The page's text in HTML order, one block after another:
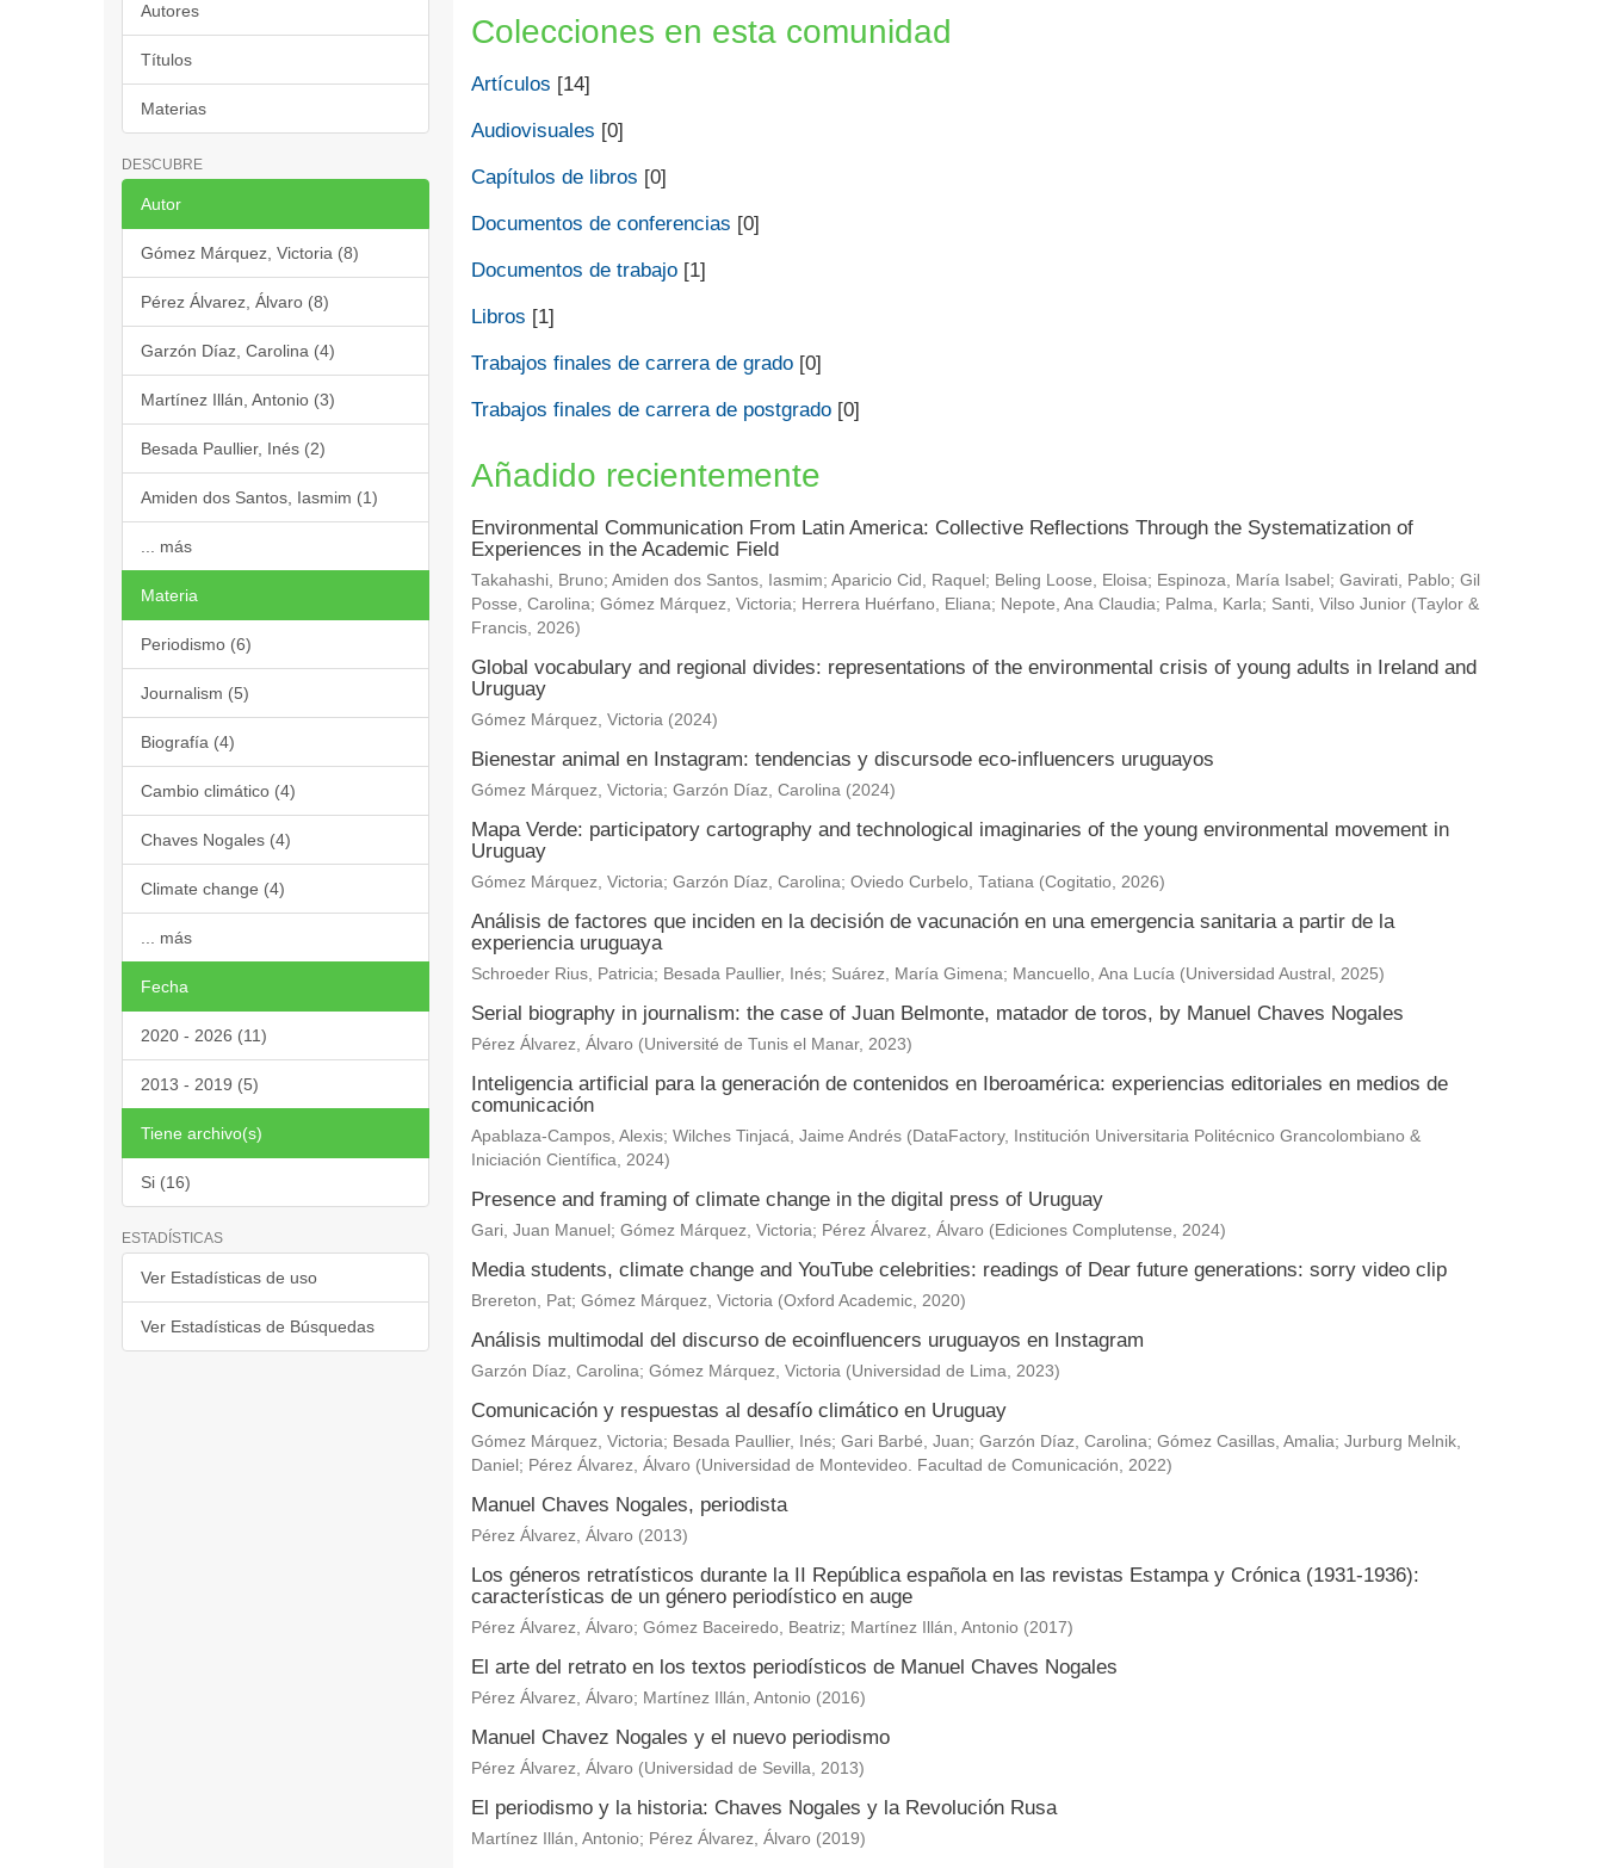
Autores
Títulos
Materias
DESCUBRE
Autor
Gómez Márquez, Victoria (8)
Pérez Álvarez, Álvaro (8)
Garzón Díaz, Carolina (4)
Martínez Illán, Antonio (3)
Besada Paullier, Inés (2)
Amiden dos Santos, Iasmim (1)
... más
Materia
Periodismo (6)
Journalism (5)
Biografía (4)
Cambio climático (4)
Chaves Nogales (4)
Climate change (4)
... más
Fecha
2020 - 2026 (11)
2013 - 2019 (5)
Tiene archivo(s)
Si (16)
ESTADÍSTICAS
Ver Estadísticas de uso
Ver Estadísticas de Búsquedas
Colecciones en esta comunidad
Artículos [14]
Audiovisuales [0]
Capítulos de libros [0]
Documentos de conferencias [0]
Documentos de trabajo[1]
Libros [1]
Trabajos finales de carrera de grado[0]
Trabajos finales de carrera de postgrado[0]
Añadido recientemente
Environmental Communication From Latin America: Collective Reflections Through the Systematization of
Experiences in the Academic Field
Takahashi, Bruno; Amiden dos Santos, Iasmim; Aparicio Cid, Raquel ; Beling Loose, Eloisa; Espinoza, María Isabel ; Gavirati, Pablo; Gil
Posse, Carolina; Gómez Márquez, Victoria; Herrera Huérfano, Eliana; Nepote, Ana Claudia; Palma, Karla; Santi, Vilso Junior (Taylor &
Francis, 2026)
Global vocabulary and regional divides: representations of the environmental crisis of young adults in Ireland and
Uruguay
Gómez Márquez, Victoria (2024)
Bienestar animal en Instagram: tendencias y discursode eco-influencers uruguayos
Gómez Márquez, Victoria; Garzón Díaz, Carolina (2024)
Mapa Verde: participatory cartography and technological imaginaries of the young environmental movement in
Uruguay
Gómez Márquez, Victoria; Garzón Díaz, Carolina; Oviedo Curbelo, Tatiana (Cogitatio, 2026)
Análisis de factores que inciden en la decisión de vacunación en una emergencia sanitaria a partir de la
experiencia uruguaya
Schroeder Rius, Patricia; Besada Paullier, Inés; Suárez, María Gimena; Mancuello, Ana Lucía (Universidad Austral , 2025)
Serial biography in journalism: the case of Juan Belmonte, matador de toros, by Manuel Chaves Nogales
Pérez Álvarez, Álvaro (Université de Tunis el Manar, 2023)
Inteligencia artificial para la generación de contenidos en Iberoamérica: experiencias editoriales en medios de
comunicación
Apablaza-Campos, Alexis; Wilches Tinjacá, Jaime Andrés (DataFactory, Institución Universitaria Politécnico Grancolombiano &
Iniciación Científica, 2024)
Presence and framing of climate change in the digital press of Uruguay
Gari, Juan Manuel ; Gómez Márquez, Victoria; Pérez Álvarez, Álvaro (Ediciones Complutense, 2024)
Media students, climate change and YouTube celebrities: readings of Dear future generations: sorry video clip
Brereton, Pat; Gómez Márquez, Victoria (Oxford Academic, 2020)
Análisis multimodal del discurso de ecoinfluencers uruguayos en Instagram
Garzón Díaz, Carolina; Gómez Márquez, Victoria (Universidad de Lima, 2023)
Comunicación y respuestas al desafío climático en Uruguay
Gómez Márquez, Victoria; Besada Paullier, Inés; Gari Barbé, Juan; Garzón Díaz, Carolina; Gómez Casillas, Amalia; Jurburg Melnik,
Daniel ; Pérez Álvarez, Álvaro (Universidad de Montevideo. Facultad de Comunicación, 2022)
Manuel Chaves Nogales, periodista
Pérez Álvarez, Álvaro (2013)
Los géneros retratísticos durante la II República española en las revistas Estampa y Crónica (1931-1936):
características de un género periodístico en auge
Pérez Álvarez, Álvaro; Gómez Baceiredo, Beatriz; Martínez Illán, Antonio (2017)
El arte del retrato en los textos periodísticos de Manuel Chaves Nogales
Pérez Álvarez, Álvaro; Martínez Illán, Antonio (2016)
Manuel Chavez Nogales y el nuevo periodismo
Pérez Álvarez, Álvaro (Universidad de Sevilla, 2013)
El periodismo y la historia: Chaves Nogales y la Revolución Rusa
Martínez Illán, Antonio; Pérez Álvarez, Álvaro (2019)